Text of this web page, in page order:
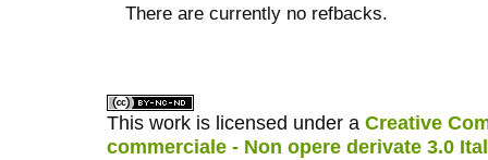
There are currently no refbacks.
This work is licensed under a Creative
commerciale - Non opere derivate 3.0